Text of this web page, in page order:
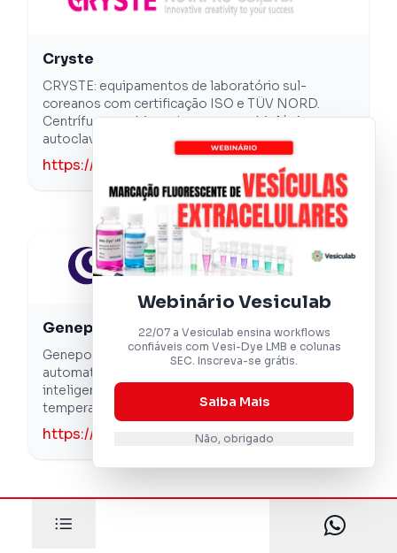
Webinário Vesiculab
22/07 a Vesiculab ensina workflows
confiáveis com Vesi-Dye LMB e colunas
SEC. Inscreva-se grátis.
Saiba Mais
Não, obrigado
Cryste
CRYSTE: equipamentos de laboratório sul-
coreanos com certificação ISO e TÜV NORD.
Centrífugas, cabines de segurança biológica,
autoclaves e mais. Distribuído pela Dafratec no B
https://www.cryste.net/
Genepoint
Genepoint: líder global em soluções
automatizadas para preservação e gestão
inteligente de amostras biológicas em baixas
temperaturas.
https://www.genepoint.com/